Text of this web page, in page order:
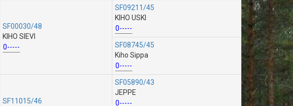
SF00030/48
KIHO SIEVI
0-----
SF09211/45
KIHO USKI
0-----
SF08745/45
Kiho Sippa
0-----
SF11015/46
SF05890/43
JEPPE
0-----